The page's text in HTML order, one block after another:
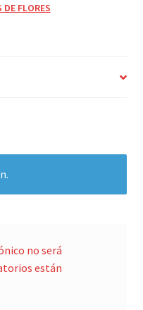
DE FLORES
no será
están